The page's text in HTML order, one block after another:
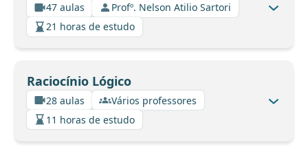
47 aulas
Profº. Nelson Atilio Sartori
21 horas de estudo
Raciocínio Lógico
28 aulas
Vários professores
11 horas de estudo